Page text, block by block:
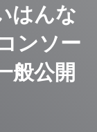
はんな
ンソー
般公開